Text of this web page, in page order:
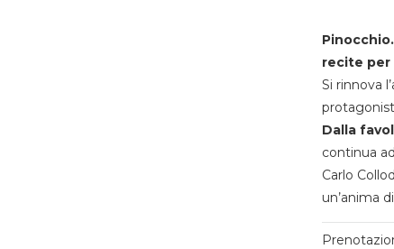
recite per
Si rinnova
Dalla
continua
Carlo
un’anima